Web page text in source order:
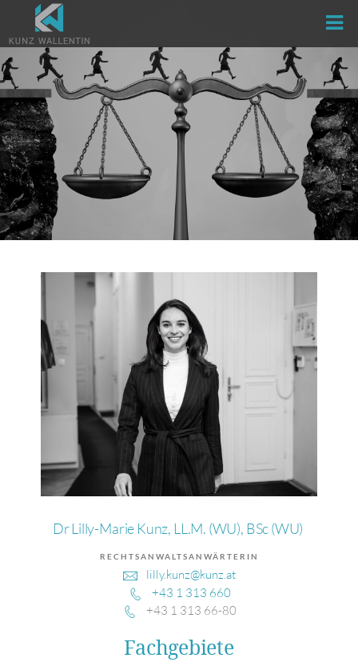
Inhalt
Dr Lilly-Marie Kunz, LL.M. (WU), BSc (WU)
RECHTSANWALTSANWÄRTERIN
lilly.kunz@kunz.at
+43 1 313 660
+43 1 313 66-80
Fachgebiete